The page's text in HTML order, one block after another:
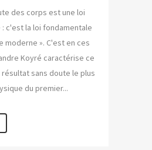
des corps est une loi
c'est la loi fondamentale
moderne ». C'est en ces
Koyré caractérise ce
sans doute le plus
du premier...